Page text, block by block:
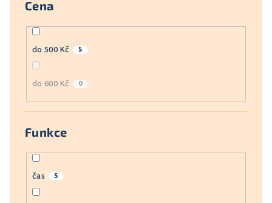
Cena
do 500 Kč 5
do 600 Kč 0
Funkce
čas 5